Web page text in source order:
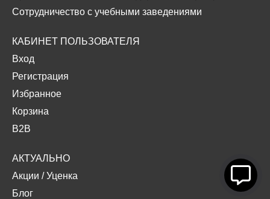
Сотрудничество с учебными заведениями
КАБИНЕТ ПОЛЬЗОВАТЕЛЯ
Вход
Регистрация
Избранное
Корзина
B2B
АКТУАЛЬНО
Акции /Уценка
Блог